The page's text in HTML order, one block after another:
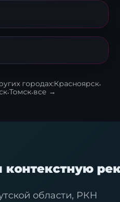
городах:Красноярск·
·Томск·все →
контекстную
области, РКН